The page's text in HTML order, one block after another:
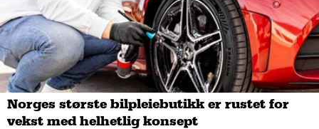
Norges største bilpleiebutikk er rustet for
vekst med helhetlig konsept